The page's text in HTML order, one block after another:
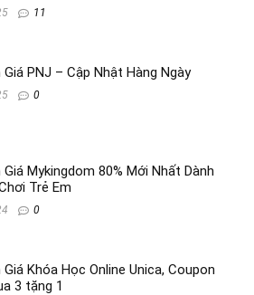
11
Giá PNJ – Cập Nhật Hàng Ngày
0
Giá Mykingdom 80% Mới Nhất Dành
Trẻ Em
0
Giá Khóa Học Online Unica, Coupon
3 tặng 1